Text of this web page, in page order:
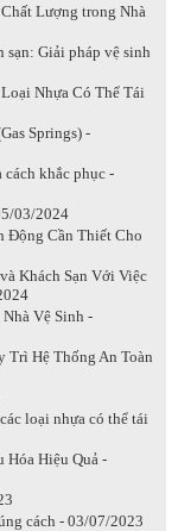
Lượng trong Nhà
sạn: Giải pháp vệ sinh
Nhựa Có Thể Tái
Springs) -
cách khắc phục -
03/2024
Động Cần Thiết Cho
Khách Sạn Với Việc
Vệ Sinh -
Trì Hệ Thống An Toàn
loại nhựa có thể tái
Hóa Hiệu Quả -
cách - 03/07/2023